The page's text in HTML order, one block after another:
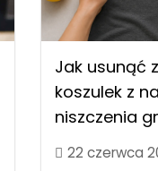
Jak usunąć
koszulek z
niszczenia
22 czerwca